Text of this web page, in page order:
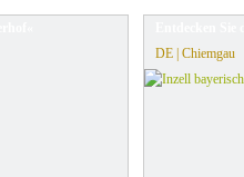
DE | Chiemgau